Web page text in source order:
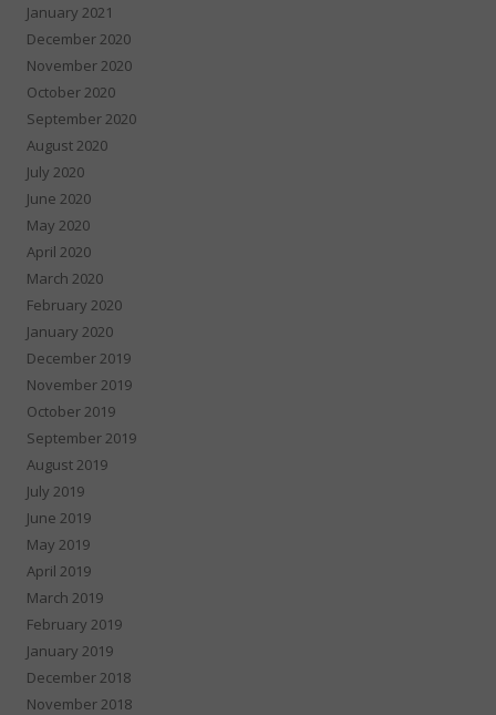
January 2021
December 2020
November 2020
October 2020
September 2020
August 2020
July 2020
June 2020
May 2020
April 2020
March 2020
February 2020
January 2020
December 2019
November 2019
October 2019
September 2019
August 2019
July 2019
June 2019
May 2019
April 2019
March 2019
February 2019
January 2019
December 2018
November 2018